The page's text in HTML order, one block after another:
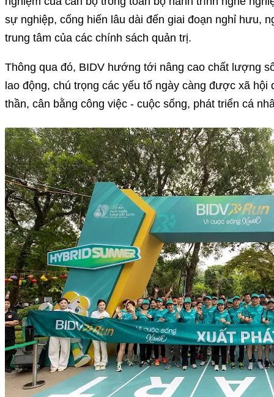
sự nghiệp, cống hiến lâu dài đến giai đoạn nghỉ hưu,
trung tâm của các chính sách quản trị.
Thông qua đó, BIDV hướng tới nâng cao chất lượng
lao động, chú trọng các yếu tố ngày càng được xã
thần, cân bằng công việc - cuộc sống, phát triển cá